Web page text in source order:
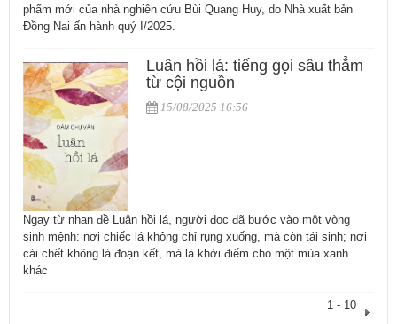
phẩm mới của nhà nghiên cứu Bùi Quang Huy, do Nhà xuất bản
Đồng Nai ấn hành quý I/2025.
Luân hồi lá: tiếng gọi sâu thẳm
từ cội nguồn
15/08/2025 16:56
Ngay từ nhan đề Luân hồi lá, người đọc đã bước vào một vòng
sinh mệnh: nơi chiếc lá không chỉ rụng xuống, mà còn tái sinh; nơi
cái chết không là đoạn kết, mà là khởi điểm cho một mùa xanh
khác
1 - 10